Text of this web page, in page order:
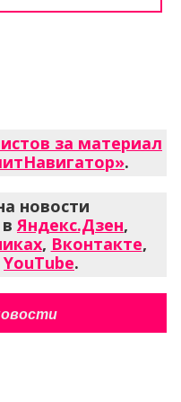
за материал
.
новости
вЯндекс.Дзен,
, Вконтакте,
YouTube.